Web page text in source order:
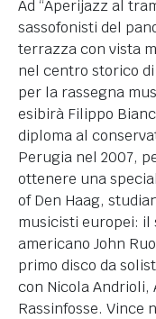
Ad “Aperijazz al
sassofonisti del
terrazza con vista
nel centro storico
per la rassegna
esibirà Filippo
diploma al
Perugia nel 2007,
ottenere una
of Den Haag,
musicisti europei:
americano John
primo disco da
con Nicola Andrioli,
Rassinfosse. Vince